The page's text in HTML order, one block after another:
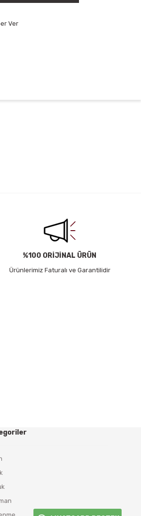
Ver
%100 ORİJİNAL ÜRÜN
Ürünlerimiz Faturalı ve Garantilidir